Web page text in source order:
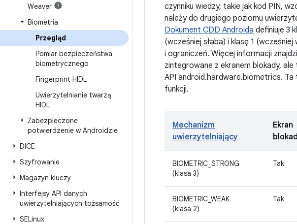
Weaver
Biometria
Przegląd
Pomiar bezpieczeństwa
biometrycznego
Fingerprint HIDL
Uwierzytelnianie twarzą
HIDL
Zabezpieczone
potwierdzenie w Androidzie
DICE
Szyfrowanie
Magazyn kluczy
Interfejsy API danych
uwierzytelniających tożsamość
SELinux
czynniku wiedzy, takie jak kod PIN,
należy do drugiego poziomu
Dokument CDD Androida definiuje 3
(wcześniej słaba) i klasę 1
i ograniczeń. Więcej informacji
zintegrowane z ekranem blokady,
API android.hardware.biometrics. Ta
funkcji.
Mechanizm
uwierzytelniający
Ekran
BIOMETRIC_STRONG
(klasa 3)
Tak
BIOMETRIC_WEAK
(klasa 2)
Tak